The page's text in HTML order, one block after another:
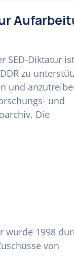
SED-Diktatur
zu
und
und
Die
wurde 1998
von